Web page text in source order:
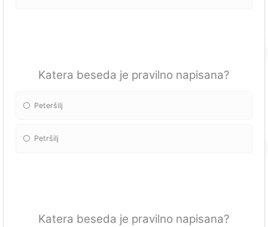
Katera beseda je pravilno napisana?
Peteršilj
Petršilj
Katera beseda je pravilno napisana?